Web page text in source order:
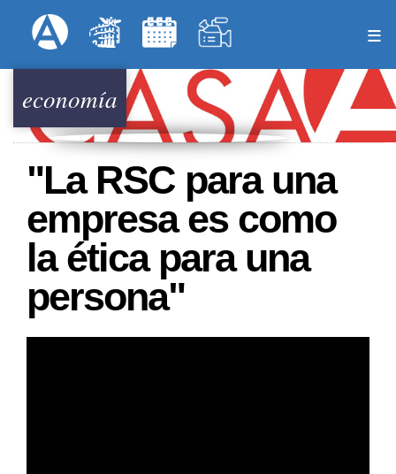
al
principal
Menú Superior
economía
"La RSC para una
empresa es como
la ética para una
persona"